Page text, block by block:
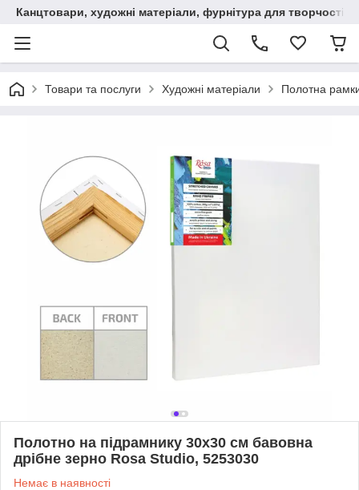
Канцтовари, художні матеріали, фурнітура для творчості
Товари та послуги Художні матеріали Полотна
Полотно на підрамнику 30х30 см бавовна
дрібне зерно Rosa Studio, 5253030
Немає в наявності